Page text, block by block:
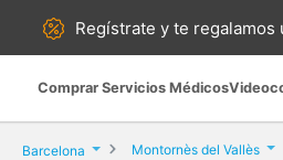
Regístrate yte regalamos
Comprar Servicios Médicos
Barcelona Montornès del Vallès